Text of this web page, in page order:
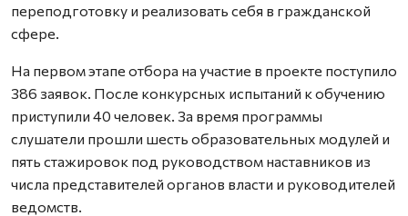
переподготовку и реализовать себя в гражданской
сфере.
На первом этапе отбора на участие в проекте поступило
386 заявок. После конкурсных испытаний к обучению
приступили 40 человек. За время программы
слушатели прошли шесть образовательных модулей и
пять стажировок под руководством наставников из
числа представителей органов власти и руководителей
ведомств.